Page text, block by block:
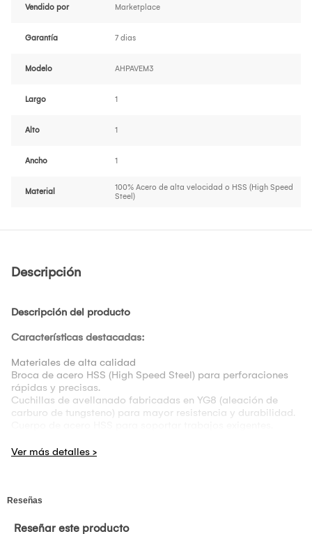
Vendido por Marketplace
Garantía 7 dias
Modelo AHPAVEM3
Largo 1
Alto 1
Ancho 1
Material
100% Acero de alta velocidad o HSS (High Speed
Steel)
Descripción
Descripción del producto
Características destacadas:
Materiales de alta calidad
Broca de acero HSS (High Speed Steel) para perforaciones
rápidas y precisas.
Cuchillas de avellanado fabricadas en YG8 (aleación de
carburo de tungsteno) para mayor resistencia y durabilidad.
consistentes y controlados.
destornilladores y taladros de banco.